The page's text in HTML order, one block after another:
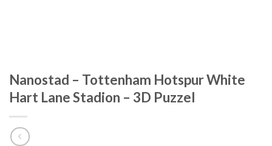
Nanostad – Tottenham Hotspur White
Hart Lane Stadion – 3D Puzzel